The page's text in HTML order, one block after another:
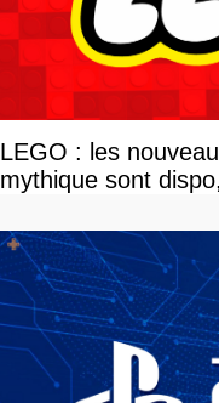
LEGO : les
mythique sont